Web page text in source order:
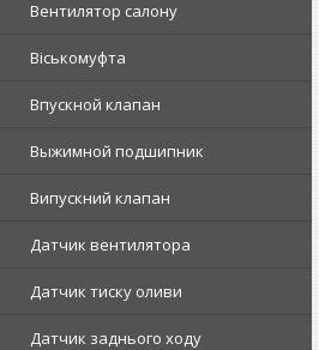
Вентилятор салону
Віськомуфта
Впускной клапан
Выжимной подшипник
Випускний клапан
Датчик вентилятора
Датчик тиску оливи
Датчик заднього ходу